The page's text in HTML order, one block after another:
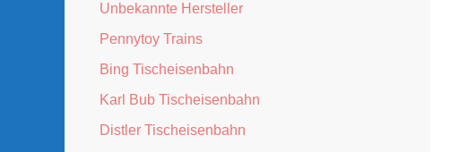
Unbekannte Hersteller
Pennytoy Trains
Bing Tischeisenbahn
Karl Bub Tischeisenbahn
Distler Tischeisenbahn